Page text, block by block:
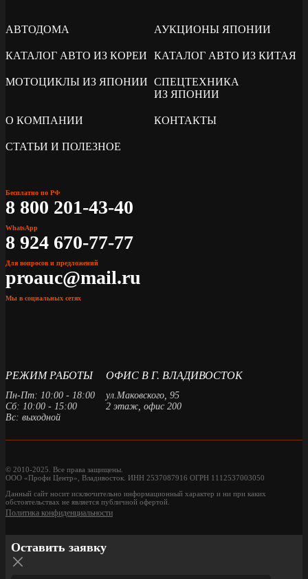
АВТОДОМА АУКЦИОНЫ ЯПОНИИ
КАТАЛОГ АВТО ИЗ КОРЕИ КАТАЛОГ АВТО ИЗ КИТАЯ
МОТОЦИКЛЫ ИЗ ЯПОНИИ СПЕЦТЕХНИКА
ИЗ ЯПОНИИ
О КОМПАНИИ КОНТАКТЫ
СТАТЬИ И ПОЛЕЗНОЕ
Бесплатно по РФ
8 800 201-43-40
WhatsApp
8 924 670-77-77
Для вопросов и предложений
proauc@mail.ru
Мы в социальных сетях
РЕЖИМ РАБОТЫ
Пн-Пт: 10:00 - 18:00
Сб: 10:00 - 15:00
Вс: выходной
ОФИС В Г. ВЛАДИВОСТОК
ул.Маковского, 95
2 этаж, офис 200
© 2010-2025. Все права защищены.
ООО «Профи Центр», Владивосток. ИНН 2537087916 ОГРН 1112537003050
Данный сайт носит исключительно информационный характер и ни при каких
обстоятельствах не является публичной офертой.
Политика конфиденциальности
Оставить заявку